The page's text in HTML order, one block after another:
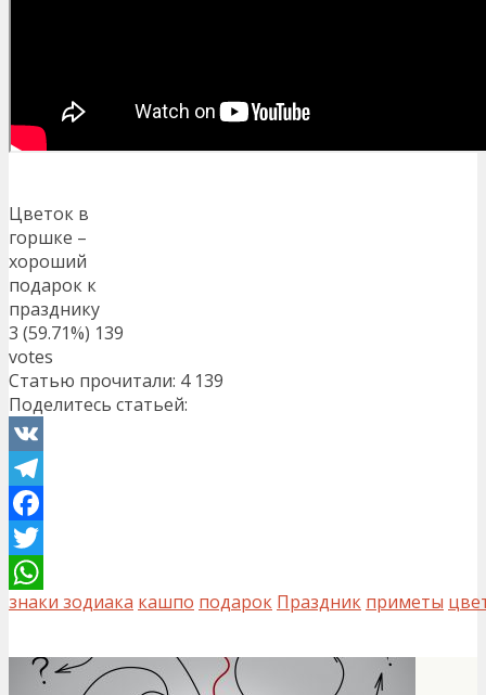
Цветок в
горшке –
хороший
подарок к
празднику
3 (59.71%) 139
votes
Статью прочитали: 4 139
Поделитесь статьей:
VK
Telegram
Facebook
Twitter
WhatsApp
знаки зодиака кашпо подарок Праздник приметы